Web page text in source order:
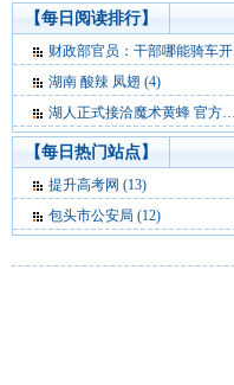
【每日阅读排行】
财政部官员：干部哪能骑车开会 公车费是要花的 (6)
湖南 酸辣 凤翅 (4)
湖人正式接洽魔术黄蜂 官方求购霍华德+保罗 (4)
【每日热门站点】
提升高考网 (13)
包头市公安局 (12)